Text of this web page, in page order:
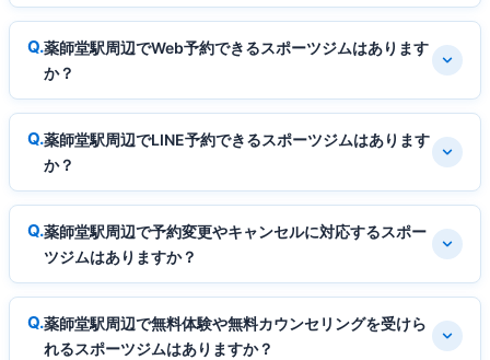
薬師堂駅周辺でWeb予約できるスポーツジムはあります
か？
薬師堂駅周辺でLINE予約できるスポーツジムはあります
か？
薬師堂駅周辺で予約変更やキャンセルに対応するスポー
ツジムはありますか？
薬師堂駅周辺で無料体験や無料カウンセリングを受けら
れるスポーツジムはありますか？